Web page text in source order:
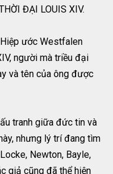
ĐẠI LOUIS XIV.
Hiệp ước Westfalen
người mà triều đại
và tên của ông được
tranh giữa đức tin và
nhưng lý trí đang tìm
Newton, Bayle,
giả cũng đã thể hiện